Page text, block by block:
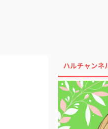
ハルチャンネ